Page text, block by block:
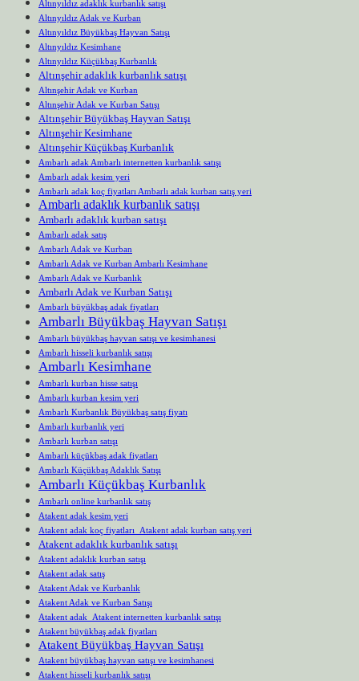
Altınyıldız adaklık kurbanlık satışı
Altınyıldız Adak ve Kurban
Altınyıldız Büyükbaş Hayvan Satışı
Altınyıldız Kesimhane
Altınyıldız Küçükbaş Kurbanlık
Altınşehir adaklık kurbanlık satışı
Altınşehir Adak ve Kurban
Altınşehir Adak ve Kurban Satışı
Altınşehir Büyükbaş Hayvan Satışı
Altınşehir Kesimhane
Altınşehir Küçükbaş Kurbanlık
Ambarlı adak Ambarlı internetten kurbanlık satışı
Ambarlı adak kesim yeri
Ambarlı adak koç fiyatları Ambarlı adak kurban satış yeri
Ambarlı adaklık kurbanlık satışı
Ambarlı adaklık kurban satışı
Ambarlı adak satış
Ambarlı Adak ve Kurban
Ambarlı Adak ve Kurban Ambarlı Kesimhane
Ambarlı Adak ve Kurbanlık
Ambarlı Adak ve Kurban Satışı
Ambarlı büyükbaş adak fiyatları
Ambarlı Büyükbaş Hayvan Satışı
Ambarlı büyükbaş hayvan satışı ve kesimhanesi
Ambarlı hisseli kurbanlık satışı
Ambarlı Kesimhane
Ambarlı kurban hisse satışı
Ambarlı kurban kesim yeri
Ambarlı Kurbanlık Büyükbaş satış fiyatı
Ambarlı kurbanlık yeri
Ambarlı kurban satışı
Ambarlı küçükbaş adak fiyatları
Ambarlı Küçükbaş Adaklık Satışı
Ambarlı Küçükbaş Kurbanlık
Ambarlı online kurbanlık satış
Atakent adak kesim yeri
Atakent adak koç fiyatları Atakent adak kurban satış yeri
Atakent adaklık kurbanlık satışı
Atakent adaklık kurban satışı
Atakent adak satış
Atakent Adak ve Kurbanlık
Atakent Adak ve Kurban Satışı
Atakent adak Atakent internetten kurbanlık satışı
Atakent büyükbaş adak fiyatları
Atakent Büyükbaş Hayvan Satışı
Atakent büyükbaş hayvan satışı ve kesimhanesi
Atakent hisseli kurbanlık satışı